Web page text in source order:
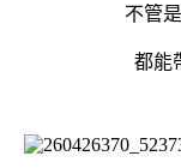
不管
都能